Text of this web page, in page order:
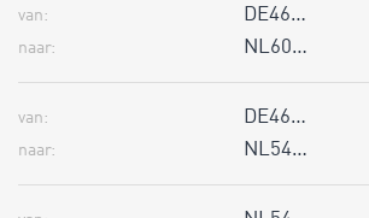
van: DE46…
naar: NL60…
van: DE46…
naar: NL54…